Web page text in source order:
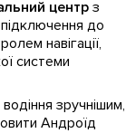
центрз
до
навігації,
системи
зручнішим,
Андроїд